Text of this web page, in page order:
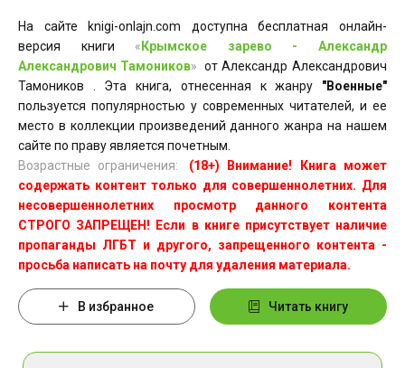
На сайте knigi-onlajn.com доступна бесплатная онлайн-
версия книги « Крымское зарево - Александр
Александрович Тамоников» от Александр Александрович
Тамоников . Эта книга, отнесенная к жанру "Военные"
пользуется популярностью у современных читателей, и ее
место в коллекции произведений данного жанра на нашем
сайте по праву является почетным.
Возрастные ограничения:
(18+) Внимание! Книга может
содержать контент только для совершеннолетних. Для
несовершеннолетних просмотр данного контента
СТРОГО ЗАПРЕЩЕН! Если в книге присутствует наличие
пропаганды ЛГБТ и другого, запрещенного контента -
просьба написать на почту для удаления материала.
В избранное Читать книгу